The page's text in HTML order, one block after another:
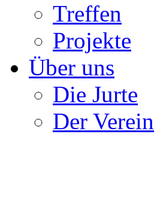
Treffen
Projekte
Über uns
Die Jurte
Der Verein